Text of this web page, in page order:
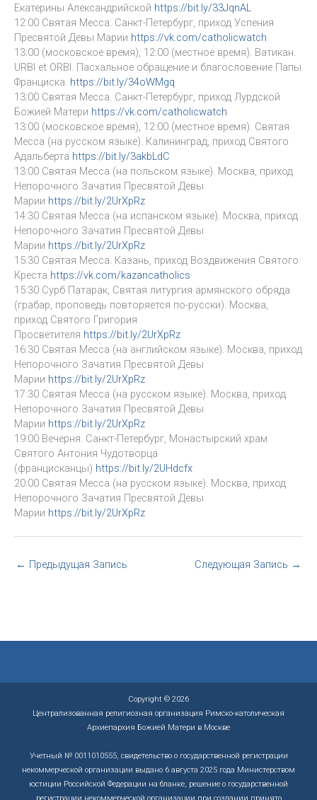
Екатерины Александрийской https://bit.ly/33JqnAL
12:00 Святая Месса. Санкт-Петербург, приход Успения
Пресвятой Девы Марии https://vk.com/catholicwatch
13:00 (московское время), 12:00 (местное время). Ватикан.
URBI et ORBI. Пасхальное обращение и благословение Папы
Франциска. https://bit.ly/34oWMgq
13:00 Святая Месса. Санкт-Петербург, приход Лурдской
Божией Матери https://vk.com/catholicwatch
13:00 (московское время), 12:00 (местное время). Святая
Месса (на русском языке). Калининград, приход Святого
Адальберта https://bit.ly/3akbLdC
13:00 Святая Месса (на польском языке). Москва, приход
Непорочного Зачатия Пресвятой Девы
Марии https://bit.ly/2UrXpRz
14:30 Святая Месса (на испанском языке). Москва, приход
Непорочного Зачатия Пресвятой Девы
Марии https://bit.ly/2UrXpRz
15:30 Святая Месса. Казань, приход Воздвижения Святого
Креста https://vk.com/kazancatholics
15:30 Сурб Патарак, Святая литургия армянского обряда
(грабар, проповедь повторяется по-русски). Москва,
приход Святого Григория
Просветителя https://bit.ly/2UrXpRz
16:30 Святая Месса (на английском языке). Москва, приход
Непорочного Зачатия Пресвятой Девы
Марии https://bit.ly/2UrXpRz
17:30 Святая Месса (на русском языке). Москва, приход
Непорочного Зачатия Пресвятой Девы
Марии https://bit.ly/2UrXpRz
19:00 Вечерня. Санкт-Петербург, Монастырский храм
Святого Антония Чудотворца
(францисканцы) https://bit.ly/2UHdcfx
20:00 Святая Месса (на русском языке). Москва, приход
Непорочного Зачатия Пресвятой Девы
Марии https://bit.ly/2UrXpRz
← Предыдущая Запись Следующая Запись →
Copyright © 2026
Централизованная религиозная организация Римско-католическая
Архиепархия Божией Матери в Москве
Учетный № 0011010555, свидетельство о государственной регистрации
некоммерческой организации выдано 6 августа 2025 года Министерством
юстиции Российской Федерации на бланке, решение о государственной